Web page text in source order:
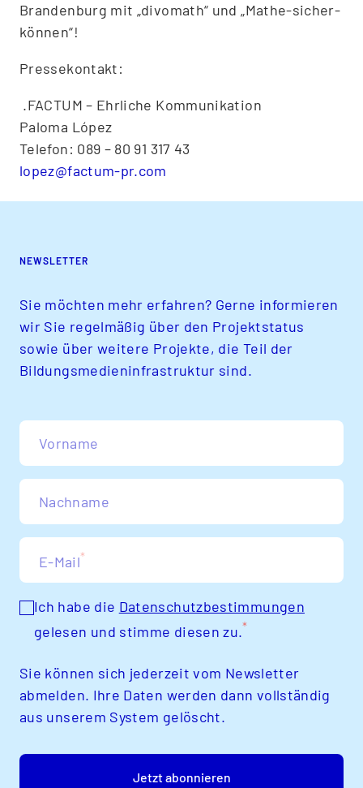
Brandenburg mit „divomath“ und „Mathe-sicher-
können“!
Pressekontakt:
.FACTUM – Ehrliche Kommunikation
Paloma López
Telefon: 089 – 80 91 317 43
lopez@factum-pr.com
NEWSLETTER
Sie möchten mehr erfahren? Gerne informieren
wir Sie regelmäßig über den Projektstatus
sowie über weitere Projekte, die Teil der
Bildungsmedieninfrastruktur sind.
Vorname
Nachname
E-Mail*
Ich habe die Datenschutzbestimmungen
gelesen und stimme diesen zu.*
Sie können sich jederzeit vom Newsletter
abmelden. Ihre Daten werden dann vollständig
aus unserem System gelöscht.
Jetzt abonnieren